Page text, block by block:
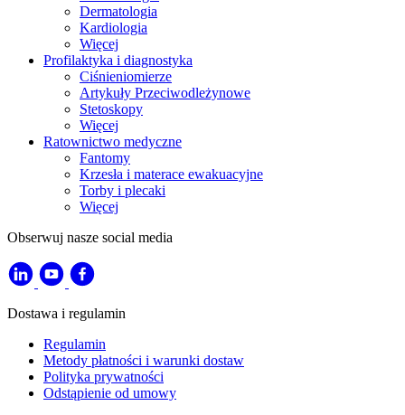
Dermatologia
Kardiologia
Więcej
Profilaktyka i diagnostyka
Ciśnieniomierze
Artykuły Przeciwodleżynowe
Stetoskopy
Więcej
Ratownictwo medyczne
Fantomy
Krzesła i materace ewakuacyjne
Torby i plecaki
Więcej
Obserwuj nasze social media
Dostawa i regulamin
Regulamin
Metody płatności i warunki dostaw
Polityka prywatności
Odstąpienie od umowy